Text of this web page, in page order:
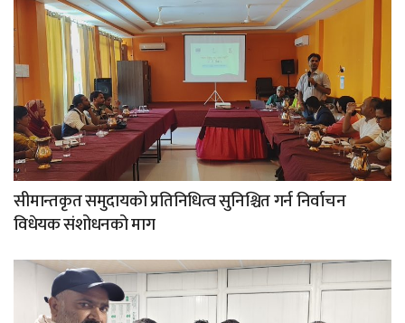
सीमान्तकृत समुदायको प्रतिनिधित्व सुनिश्चित गर्न निर्वाचन
विधेयक संशोधनको माग